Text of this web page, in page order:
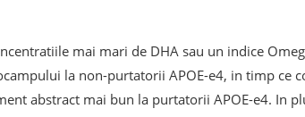
mai mari de DHA sau un indice
la non-purtatorii APOE-e4, in timp ce
abstract mai bun la purtatorii APOE-e4. In